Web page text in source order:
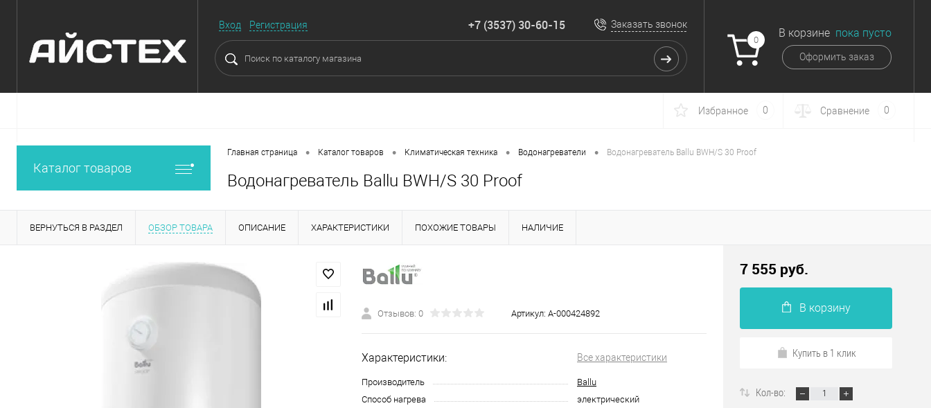
Вход Регистрация +7 (3537) 30-60-15 Заказать звонок
0
В корзине пока пусто
Оформить заказ
Избранное 0 Сравнение 0
Каталог товаров
Главная страница • Каталог товаров • Климатическая техника • Водонагреватели • Водонагреватель Ballu BWH/S 30 Proof
Водонагреватель Ballu BWH/S 30 Proof
ВЕРНУТЬСЯ В РАЗДЕЛ ОБЗОР ТОВАРА ОПИСАНИЕ ХАРАКТЕРИСТИКИ ПОХОЖИЕ ТОВАРЫ НАЛИЧИЕ
Отзывов: 0 Артикул: А-000424892
Характеристики: Все характеристики
Производитель
Ballu
Способ нагрева
электрический
7 555 руб.
В корзину
Купить в 1 клик
Кол-во: